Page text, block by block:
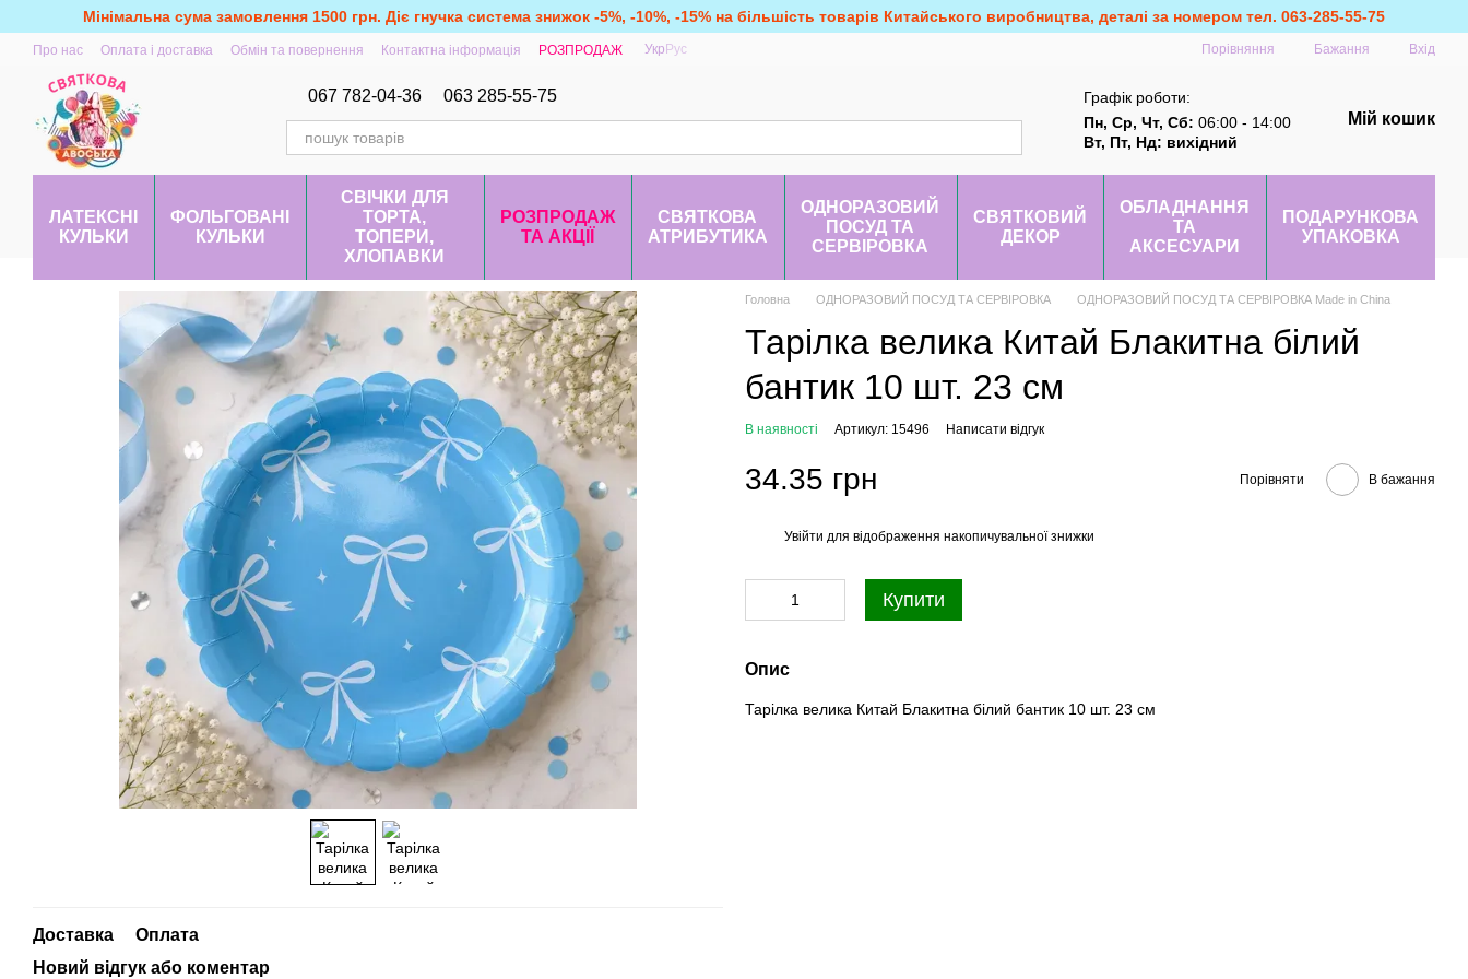
Перейти до основного контенту
Мінімальна сума замовлення 1500 грн. Діє гнучка система знижок -5%, -10%, -15% на більшість товарів Китайського виробництва, деталі за номером тел. 063-285-55-75
Про нас Оплата і доставка Обмін та повернення Контактна інформація РОЗПРОДАЖ Укр Рус Порівняння Бажання Вхід
067 782-04-36 063 285-55-75
Графік роботи:
Пн, Ср, Чт, Сб: 06:00 - 14:00
Вт, Пт, Нд: вихідний
Мій кошик
ЛАТЕКСНІ
КУЛЬКИ
ФОЛЬГОВАНІ
КУЛЬКИ
СВІЧКИ ДЛЯ
ТОРТА,
ТОПЕРИ,
ХЛОПАВКИ
РОЗПРОДАЖ
ТА АКЦІЇ
СВЯТКОВА
АТРИБУТИКА
ОДНОРАЗОВИЙ
ПОСУД ТА
СЕРВІРОВКА
СВЯТКОВИЙ
ДЕКОР
ОБЛАДНАННЯ
ТА
АКСЕСУАРИ
ПОДАРУНКОВА
УПАКОВКА
Доставка
Оплата
Новий відгук або коментар
Головна ОДНОРАЗОВИЙ ПОСУД ТА СЕРВІРОВКА ОДНОРАЗОВИЙ ПОСУД ТА СЕРВІРОВКА Made in China
Тарілка велика Китай Блакитна білий
бантик 10 шт. 23 см
В наявності Артикул: 15496 Написати відгук
34.35 грн Порівняти В бажання
Увійти для відображення накопичувальної знижки
Купити
Опис
Тарілка велика Китай Блакитна білий бантик 10 шт. 23 см